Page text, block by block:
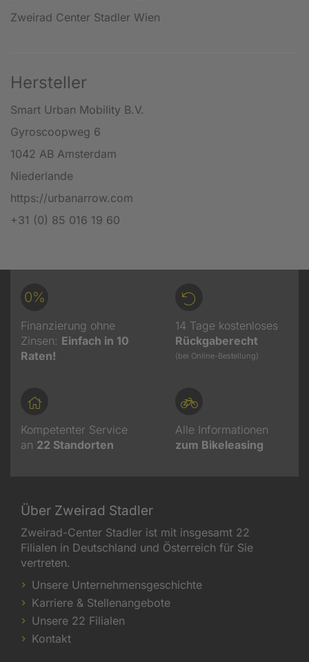
Zweirad Center Stadler Wien
Hersteller
Smart Urban Mobility B.V.
Gyroscoopweg 6
1042 AB Amsterdam
Niederlande
https://urbanarrow.com
+31 (0) 85 016 19 60
0%
Finanzierung ohne
Zinsen: Einfach in 10
Raten!
14 Tage kostenloses
Rückgaberecht
(bei Online-Bestellung)
Kompetenter Service
an 22 Standorten
Alle Informationen
zum Bikeleasing
Über Zweirad Stadler
Zweirad-Center Stadler ist mit insgesamt 22
Filialen in Deutschland und Österreich für Sie
vertreten.
Unsere Unternehmensgeschichte
Karriere & Stellenangebote
Unsere 22 Filialen
Kontakt